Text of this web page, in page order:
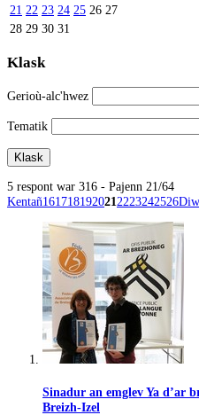
21 22 23 24 25 26 27
28 29 30 31
Klask
Gerioù-alc'hwez
Tematik
5 respont war 316 - Pajenn 21/64
Kentañ1617181920212223242526
Sinadur an emglev Ya d’ar
Breizh-Izel